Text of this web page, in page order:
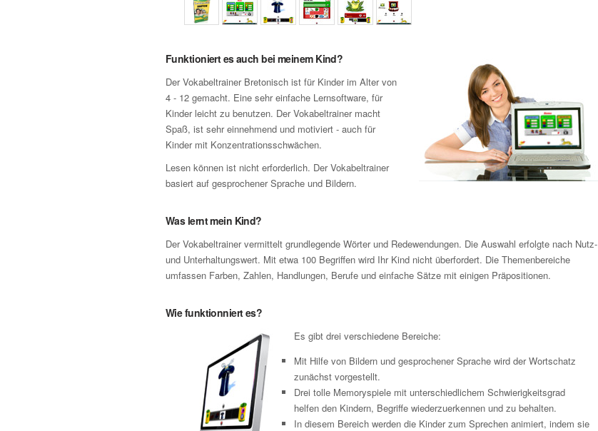
Funktioniert es auch bei meinem Kind?
Der Vokabeltrainer Bretonisch ist für Kinder im Alter von
4 - 12 gemacht. Eine sehr einfache Lernsoftware, für
Kinder leicht zu benutzen. Der Vokabeltrainer macht
Spaß, ist sehr einnehmend und motiviert - auch für
Kinder mit Konzentrationsschwächen.
Lesen können ist nicht erforderlich. Der Vokabeltrainer
basiert auf gesprochener Sprache und Bildern.
Was lernt mein Kind?
Der Vokabeltrainer vermittelt grundlegende Wörter und Redewendungen. Die Auswahl erfolgte nach Nutz-
und Unterhaltungswert. Mit etwa 100 Begriffen wird Ihr Kind nicht überfordert. Die Themenbereiche
umfassen Farben, Zahlen, Handlungen, Berufe und einfache Sätze mit einigen Präpositionen.
Wie funktionniert es?
Es gibt drei verschiedene Bereiche:
Mit Hilfe von Bildern und gesprochener Sprache wird der Wortschatz
zunächst vorgestellt.
Drei tolle Memoryspiele mit unterschiedlichem Schwierigkeitsgrad
helfen den Kindern, Begriffe wiederzuerkennen und zu behalten.
In diesem Bereich werden die Kinder zum Sprechen animiert, indem sie